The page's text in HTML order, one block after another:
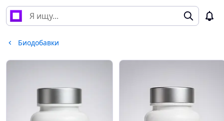
Биодобавки